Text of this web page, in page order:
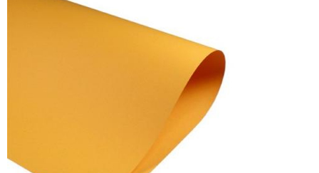
Výpredaj BTS